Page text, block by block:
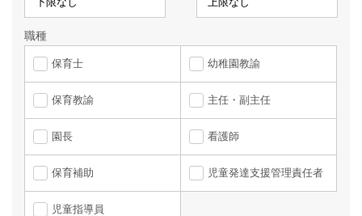
職種
保育士 幼稚園教諭
保育教諭 主任・副主任
園長 看護師
保育補助 児童発達支援管理責任者
児童指導員